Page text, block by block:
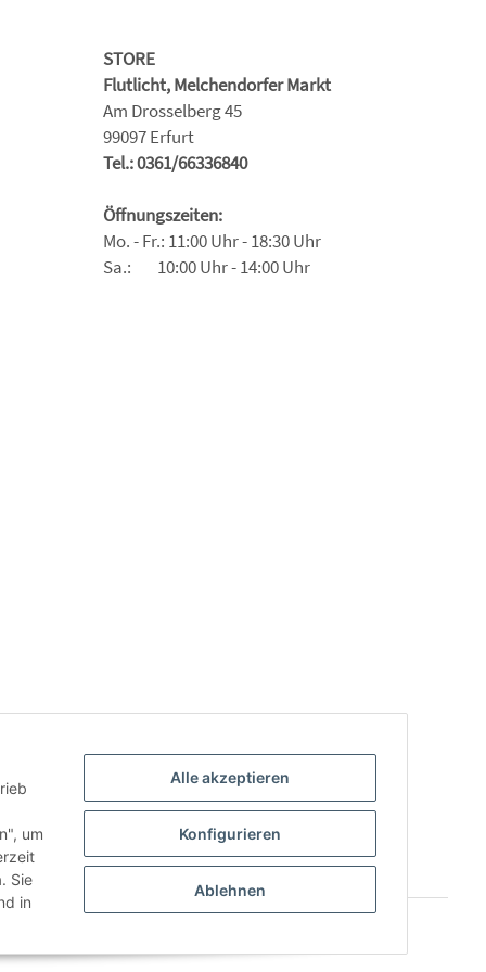
STORE
Flutlicht, Melchendorfer Markt
Am Drosselberg 45
99097 Erfurt
Tel.: 0361/66336840
Öffnungszeiten:
Mo. - Fr.: 11:00 Uhr - 18:30 Uhr
Sa.: 10:00 Uhr - 14:00 Uhr
um
Sie
in
Alle akzeptieren
Konfigurieren
Ablehnen